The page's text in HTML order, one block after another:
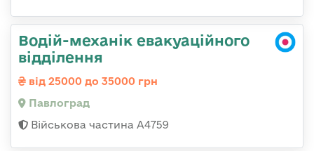
Водій-механік евакуаційного
відділення
від 25000 до 35000 грн
Павлоград
Військова частина А4759